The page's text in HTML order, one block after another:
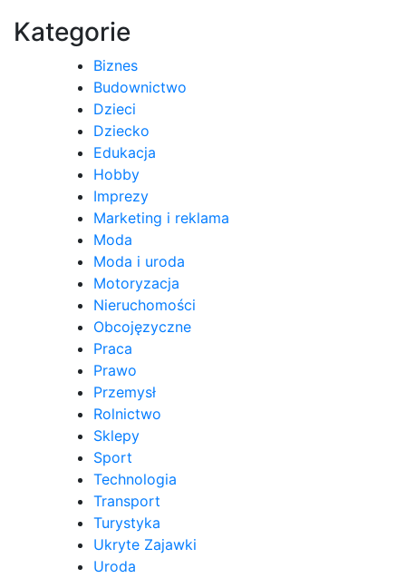
wpisu
Kategorie
Biznes
Budownictwo
Dzieci
Dziecko
Edukacja
Hobby
Imprezy
Marketing i reklama
Moda
Moda i uroda
Motoryzacja
Nieruchomości
Obcojęzyczne
Praca
Prawo
Przemysł
Rolnictwo
Sklepy
Sport
Technologia
Transport
Turystyka
Ukryte Zajawki
Uroda